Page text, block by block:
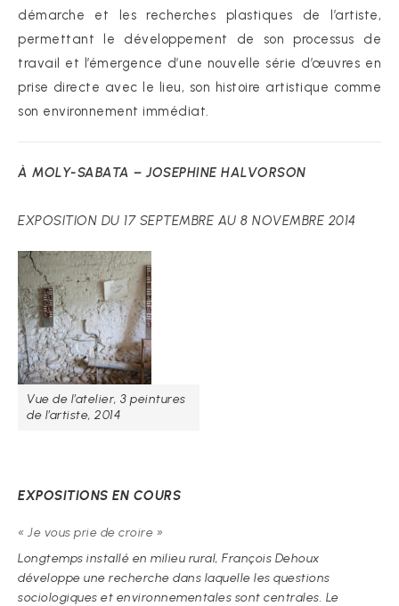
démarche et les recherches plastiques de l’artiste,
permettant le développement de son processus de
travail et l’émergence d’une nouvelle série d’œuvres en
prise directe avec le lieu, son histoire artistique comme
son environnement immédiat.
À MOLY-SABATA – JOSEPHINE HALVORSON
EXPOSITION DU 17 SEPTEMBRE AU 8 NOVEMBRE 2014
Vue de l’atelier, 3 peintures
de l’artiste, 2014
EXPOSITIONS EN COURS
« Je vous prie de croire »
Longtemps installé en milieu rural, François Dehoux
développe une recherche dans laquelle les questions
sociologiques et environnementales sont centrales. Le